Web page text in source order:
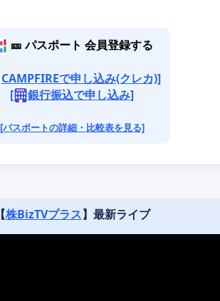
🎫 パスポート 会員登録する
CAMPFIREで申し込み(クレカ)]
[
銀行振込で申し込み]
[パスポートの詳細・比較表を見る]
【株BizTVプラス】最新ライブ